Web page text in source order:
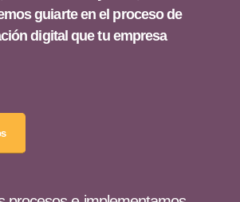
guiarte en el proceso de
digital que tu empresa